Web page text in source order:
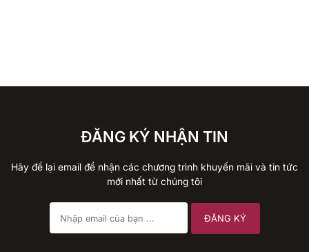
ĐĂNG KÝ NHẬN TIN
Hãy để lại email để nhận các chương trình khuyến mãi và tin tức
mới nhất từ chúng tôi